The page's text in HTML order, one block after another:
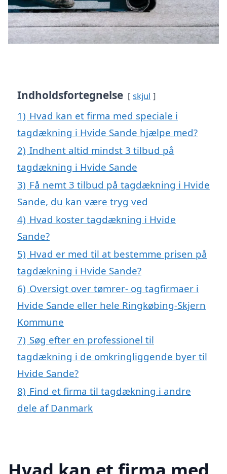
Indholdsfortegnelse skjul
1) Hvad kan et firma med speciale i
tagdækning i Hvide Sande hjælpe med?
2) Indhent altid mindst 3 tilbud på
tagdækning i Hvide Sande
3) Få nemt 3 tilbud på tagdækning i Hvide
Sande, du kan være tryg ved
4) Hvad koster tagdækning i Hvide
Sande?
5) Hvad er med til at bestemme prisen på
tagdækning i Hvide Sande?
6) Oversigt over tømrer- og tagfirmaer i
Hvide Sande eller hele Ringkøbing-Skjern
Kommune
7) Søg efter en professionel til
tagdækning i de omkringliggende byer til
Hvide Sande?
8) Find et firma til tagdækning i andre
dele af Danmark